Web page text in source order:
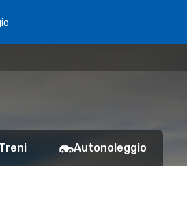
Treni Autonoleggio